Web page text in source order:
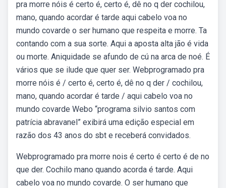
pra morre nóis é certo é, certo é, dê no q der cochilou,
mano, quando acordar é tarde aqui cabelo voa no
mundo covarde o ser humano que respeita e morre. Ta
contando com a sua sorte. Aqui a aposta alta jão é vida
ou morte. Aniquidade se afundo de cú na arca de noé. É
vários que se ilude que quer ser. Webprogramado pra
morre nóis é / certo é, certo é, dê no q der / cochilou,
mano, quando acordar é tarde / aqui cabelo voa no
mundo covarde Webo “programa silvio santos com
patrícia abravanel” exibirá uma edição especial em
razão dos 43 anos do sbt e receberá convidados.
Webprogramado pra morre nois é certo é certo é de no
que der. Cochilo mano quando acorda é tarde. Aqui
cabelo voa no mundo covarde. O ser humano que